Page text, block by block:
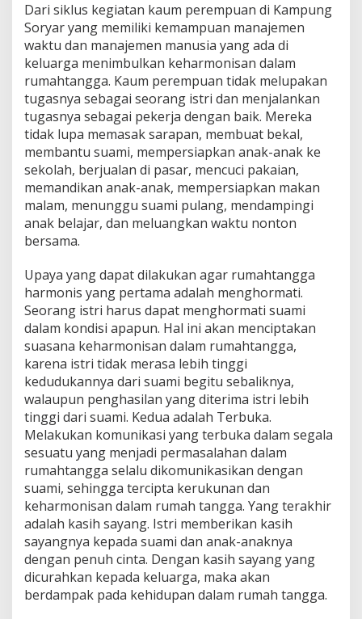
Dari siklus kegiatan kaum perempuan di Kampung
Soryar yang memiliki kemampuan manajemen
waktu dan manajemen manusia yang ada di
keluarga menimbulkan keharmonisan dalam
rumahtangga. Kaum perempuan tidak melupakan
tugasnya sebagai seorang istri dan menjalankan
tugasnya sebagai pekerja dengan baik. Mereka
tidak lupa memasak sarapan, membuat bekal,
membantu suami, mempersiapkan anak-anak ke
sekolah, berjualan di pasar, mencuci pakaian,
memandikan anak-anak, mempersiapkan makan
malam, menunggu suami pulang, mendampingi
anak belajar, dan meluangkan waktu nonton
bersama.
Upaya yang dapat dilakukan agar rumahtangga
harmonis yang pertama adalah menghormati.
Seorang istri harus dapat menghormati suami
dalam kondisi apapun. Hal ini akan menciptakan
suasana keharmonisan dalam rumahtangga,
karena istri tidak merasa lebih tinggi
kedudukannya dari suami begitu sebaliknya,
walaupun penghasilan yang diterima istri lebih
tinggi dari suami. Kedua adalah Terbuka.
Melakukan komunikasi yang terbuka dalam segala
sesuatu yang menjadi permasalahan dalam
rumahtangga selalu dikomunikasikan dengan
suami, sehingga tercipta kerukunan dan
keharmonisan dalam rumah tangga. Yang terakhir
adalah kasih sayang. Istri memberikan kasih
sayangnya kepada suami dan anak-anaknya
dengan penuh cinta. Dengan kasih sayang yang
dicurahkan kepada keluarga, maka akan
berdampak pada kehidupan dalam rumah tangga.